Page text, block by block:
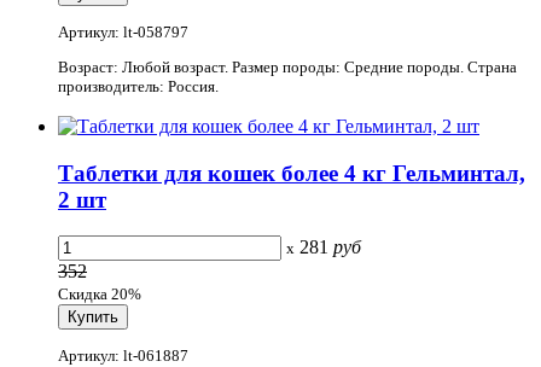
Артикул: lt-058797
Возраст: Любой возраст. Размер породы: Средние породы. Страна
производитель: Россия.
Таблетки для кошек более 4 кг Гельминтал,
2 шт
x 281 руб
352
Скидка 20%
Артикул: lt-061887